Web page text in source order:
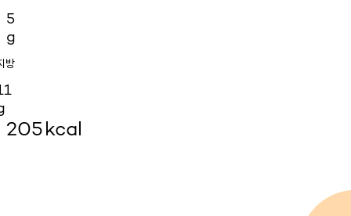
5
g
방
205kcal